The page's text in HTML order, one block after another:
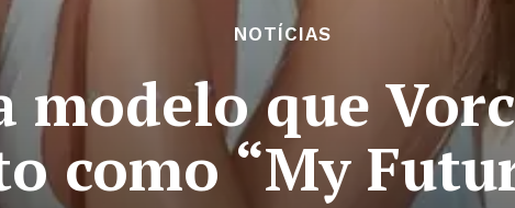
NOTÍCIAS
modelo que
como “My